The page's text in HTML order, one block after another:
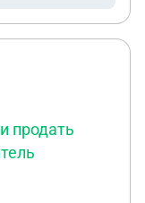
наличные
ли
на
продать